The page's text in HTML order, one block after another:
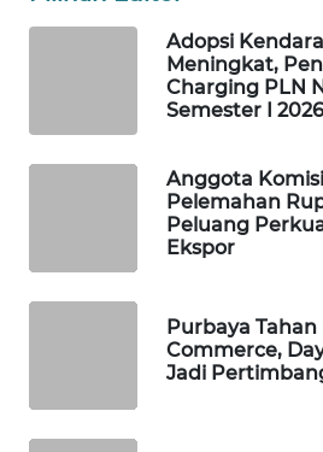
Adopsi
Meningkat,
Charging PLN
Semester I 2026
Anggota
Pelemahan
Peluang
Ekspor
Purbaya Tahan
Commerce,
Jadi
LISTRIK